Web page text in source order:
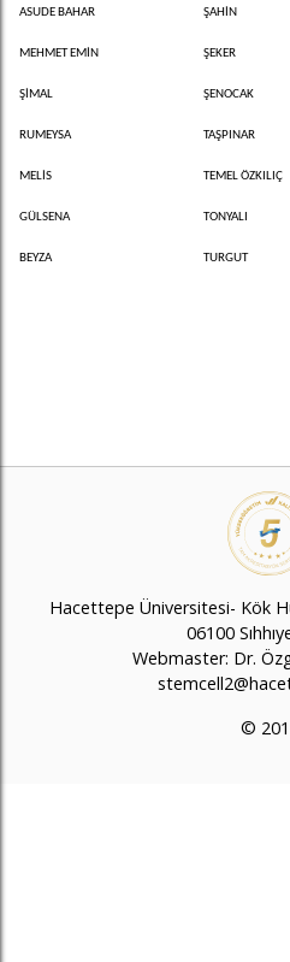
ASUDE BAHAR ŞAHİN
MEHMET EMİN ŞEKER
ŞİMAL ŞENOCAK
RUMEYSA TAŞPINAR
MELİS TEMEL ÖZKILIÇ
GÜLSENA TONYALI
BEYZA TURGUT
Hacettepe Üniversitesi- Kök
06100
Webmaster: Dr.
©